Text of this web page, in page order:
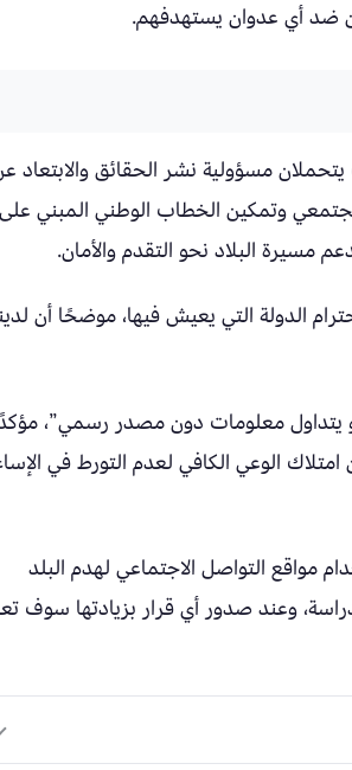
ضد أي عدوان يستهدفهم.
مسؤولية نشر الحقائق والابتعاد
وتمكين الخطاب الوطني المبني
مسيرة البلاد نحو التقدم والأمان.
الدولة التي يعيش فيها، موضحًا أن
يتداول معلومات دون مصدر رسمي”،
الوعي الكافي لعدم التورط في
مواقع التواصل الاجتماعي لهدم البلد
وعند صدور أي قرار بزيادتها سوف